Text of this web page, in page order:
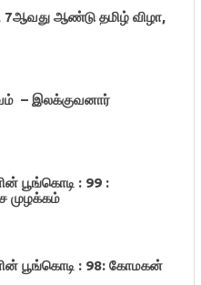
7ஆவது ஆண்டு தமிழ் விழா,
– இலக்குவனார்
பூங்கொடி : 99 :
முழக்கம்
பூங்கொடி : 98: கோமகன்